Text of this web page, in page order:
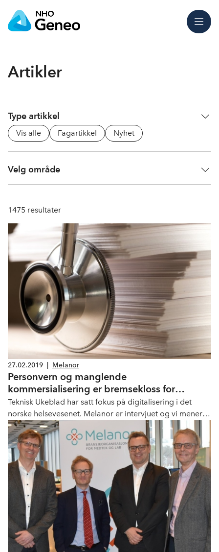
Meny
Artikler
Type artikkel
Vis alle Fagartikkel Nyhet
Velg område
1475 resultater
27.02.2019 Melanor
Personvern og manglende
kommersialisering er bremsekloss for
utvikling av ny teknologi
Teknisk Ukeblad har satt fokus på digitalisering i det
norske helsevesenet. Melanor er intervjuet og vi mener
det må investeres mer i digitalisering og
kommersialisering av nye teknologiske løsninger.